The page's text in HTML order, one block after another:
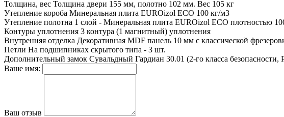
Толщина, вес Толщина двери 155 мм, полотно 102 мм. Вес 105 кг
Утепление короба Минеральная плита EUROizol ECO 100 кг/м3
Утепление полотна 1 слой - Минеральная плита EUROizol ECO плотностью
Контуры уплотнения 3 контура (1 магнитный) уплотнения
Внутренняя отделка Декоративная MDF панель 10 мм с классической
Петли На подшипниках скрытого типа - 3 шт.
Дополнительный замок Сувальдный Гардиан 30.01 (2-го класса безопасности,
Ваше имя:
Ваш отзыв